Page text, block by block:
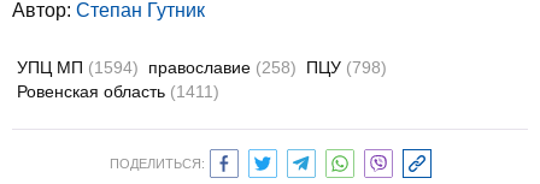
Автор: Степан Гутник
УПЦ МП (1594) православие (258) ПЦУ (798)
Ровенская область (1411)
ПОДЕЛИТЬСЯ: